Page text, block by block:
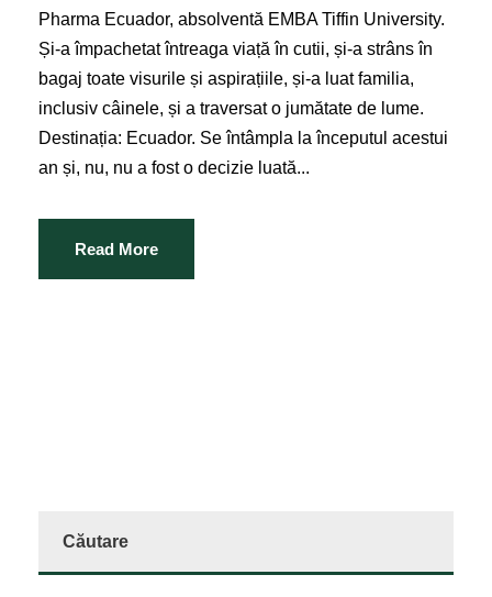
Pharma Ecuador, absolventă EMBA Tiffin University.
Și-a împachetat întreaga viață în cutii, și-a strâns în
bagaj toate visurile și aspirațiile, și-a luat familia,
inclusiv câinele, și a traversat o jumătate de lume.
Destinația: Ecuador. Se întâmpla la începutul acestui
an și, nu, nu a fost o decizie luată...
Read More
Căutare